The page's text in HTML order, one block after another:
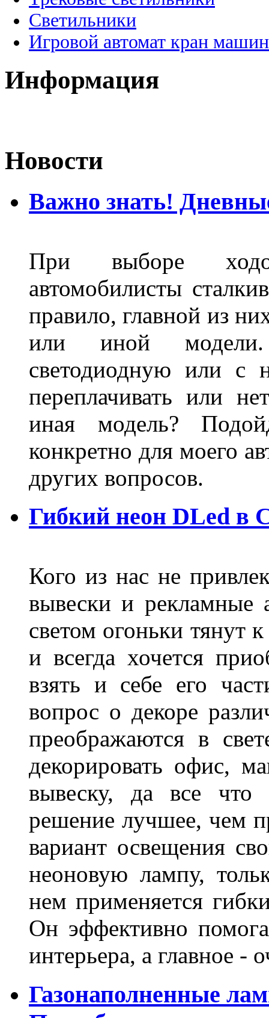
Светильники
Игровой автомат кран
Информация
Новости
Важно знать!
При выборе
автомобилисты
правило, главной из
или иной
светодиодную или с
переплачивать или
иная модель?
конкретно для моего
других вопросов.
Гибкий неон DLed в
Кого из нас не
вывески и рекламные
светом огоньки тянут
и всегда хочется
взять и себе его
вопрос о декоре
преображаются в
декорировать офис,
вывеску, да все
решение лучшее, чем
вариант освещения
неоновую лампу,
нем применяется
Он эффективно
интерьера, а главное
Газонаполненные